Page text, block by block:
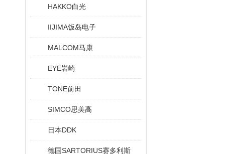
HAKKO白光
IIJIMA饭岛电子
MALCOM马康
EYE岩崎
TONE前田
SIMCO思美高
日本DDK
德国SARTORIUS赛多利斯